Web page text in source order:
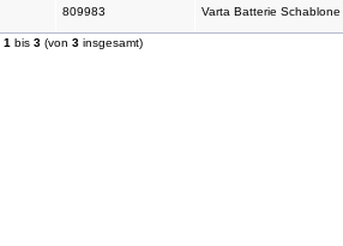
809983 Varta Batterie Schablone
1 bis 3 (von 3 insgesamt)